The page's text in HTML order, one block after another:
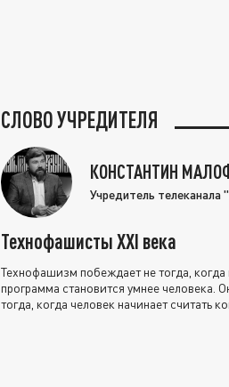
СЛОВО УЧРЕДИТЕЛЯ
КОНСТАНТИН
Учредитель телеканала
Технофашисты XXI века
Технофашизм побеждает не тогда, когда
программа становится умнее человека.
тогда, когда человек начинает считать